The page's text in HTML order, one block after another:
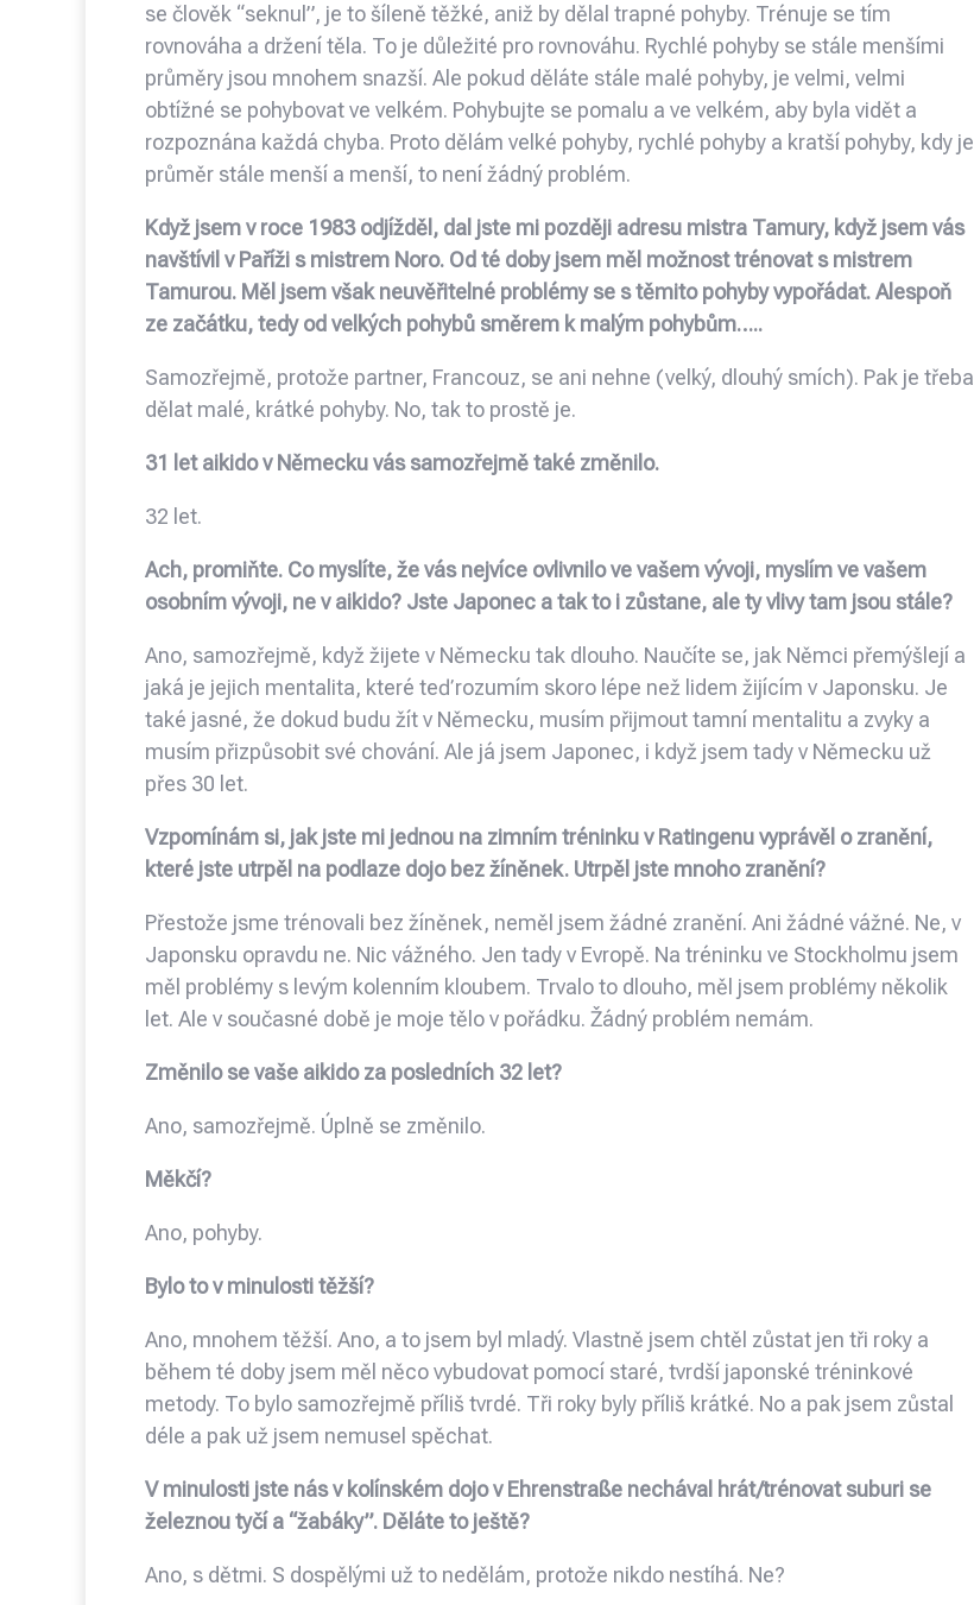
se člověk “seknul”, je to šíleně těžké, aniž by dělal trapné pohyby. Trénuje se tím
rovnováha a držení těla. To je důležité pro rovnováhu. Rychlé pohyby se stále menšími
průměry jsou mnohem snazší. Ale pokud děláte stále malé pohyby, je velmi, velmi
obtížné se pohybovat ve velkém. Pohybujte se pomalu a ve velkém, aby byla vidět a
rozpoznána každá chyba. Proto dělám velké pohyby, rychlé pohyby a kratší pohyby, kdy je
průměr stále menší a menší, to není žádný problém.
Když jsem v roce 1983 odjížděl, dal jste mi později adresu mistra Tamury, když jsem vás
navštívil v Paříži s mistrem Noro. Od té doby jsem měl možnost trénovat s mistrem
Tamurou. Měl jsem však neuvěřitelné problémy se s těmito pohyby vypořádat. Alespoň
ze začátku, tedy od velkých pohybů směrem k malým pohybům…..
Samozřejmě, protože partner, Francouz, se ani nehne (velký, dlouhý smích). Pak je třeba
dělat malé, krátké pohyby. No, tak to prostě je.
31 let aikido v Německu vás samozřejmě také změnilo.
32 let.
Ach, promiňte. Co myslíte, že vás nejvíce ovlivnilo ve vašem vývoji, myslím ve vašem
osobním vývoji, ne v aikido? Jste Japonec a tak to i zůstane, ale ty vlivy tam jsou stále?
Ano, samozřejmě, když žijete v Německu tak dlouho. Naučíte se, jak Němci přemýšlejí a
jaká je jejich mentalita, které teď rozumím skoro lépe než lidem žijícím v Japonsku. Je
také jasné, že dokud budu žít v Německu, musím přijmout tamní mentalitu a zvyky a
musím přizpůsobit své chování. Ale já jsem Japonec, i když jsem tady v Německu už
přes 30 let.
Vzpomínám si, jak jste mi jednou na zimním tréninku v Ratingenu vyprávěl o zranění,
které jste utrpěl na podlaze dojo bez žíněnek. Utrpěl jste mnoho zranění?
Přestože jsme trénovali bez žíněnek, neměl jsem žádné zranění. Ani žádné vážné. Ne, v
Japonsku opravdu ne. Nic vážného. Jen tady v Evropě. Na tréninku ve Stockholmu jsem
měl problémy s levým kolenním kloubem. Trvalo to dlouho, měl jsem problémy několik
let. Ale v současné době je moje tělo v pořádku. Žádný problém nemám.
Změnilo se vaše aikido za posledních 32 let?
Ano, samozřejmě. Úplně se změnilo.
Měkčí?
Ano, pohyby.
Bylo to v minulosti těžší?
Ano, mnohem těžší. Ano, a to jsem byl mladý. Vlastně jsem chtěl zůstat jen tři roky a
během té doby jsem měl něco vybudovat pomocí staré, tvrdší japonské tréninkové
metody. To bylo samozřejmě příliš tvrdé. Tři roky byly příliš krátké. No a pak jsem zůstal
déle a pak už jsem nemusel spěchat.
V minulosti jste nás v kolínském dojo v Ehrenstraße nechával hrát/trénovat suburi se
železnou tyčí a “žabáky”. Děláte to ještě?
Ano, s dětmi. S dospělými už to nedělám, protože nikdo nestíhá. Ne?